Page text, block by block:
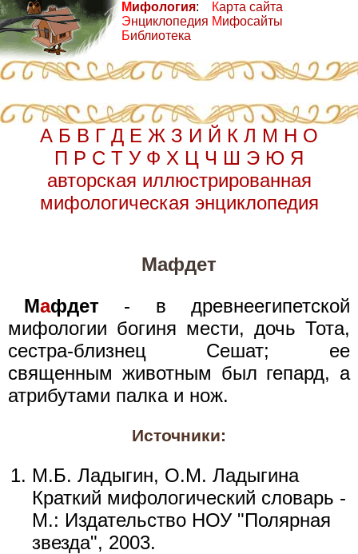
Мифология:
Энциклопедия
Библиотека
Карта сайта
Мифосайты
А Б В Г Д Е Ж З И Й К Л М Н О
П Р С Т У Ф Х Ц Ч Ш Э Ю Я
авторская иллюстрированная
мифологическая энциклопедия
Мафдет
Мафдет - в древнеегипетской
мифологии богиня мести, дочь Тота,
сестра-близнец Сешат; ее
священным животным был гепард, а
атрибутами палка и нож.
Источники:
М.Б. Ладыгин, О.М. Ладыгина
Краткий мифологический словарь -
М.: Издательство НОУ "Полярная
звезда", 2003.